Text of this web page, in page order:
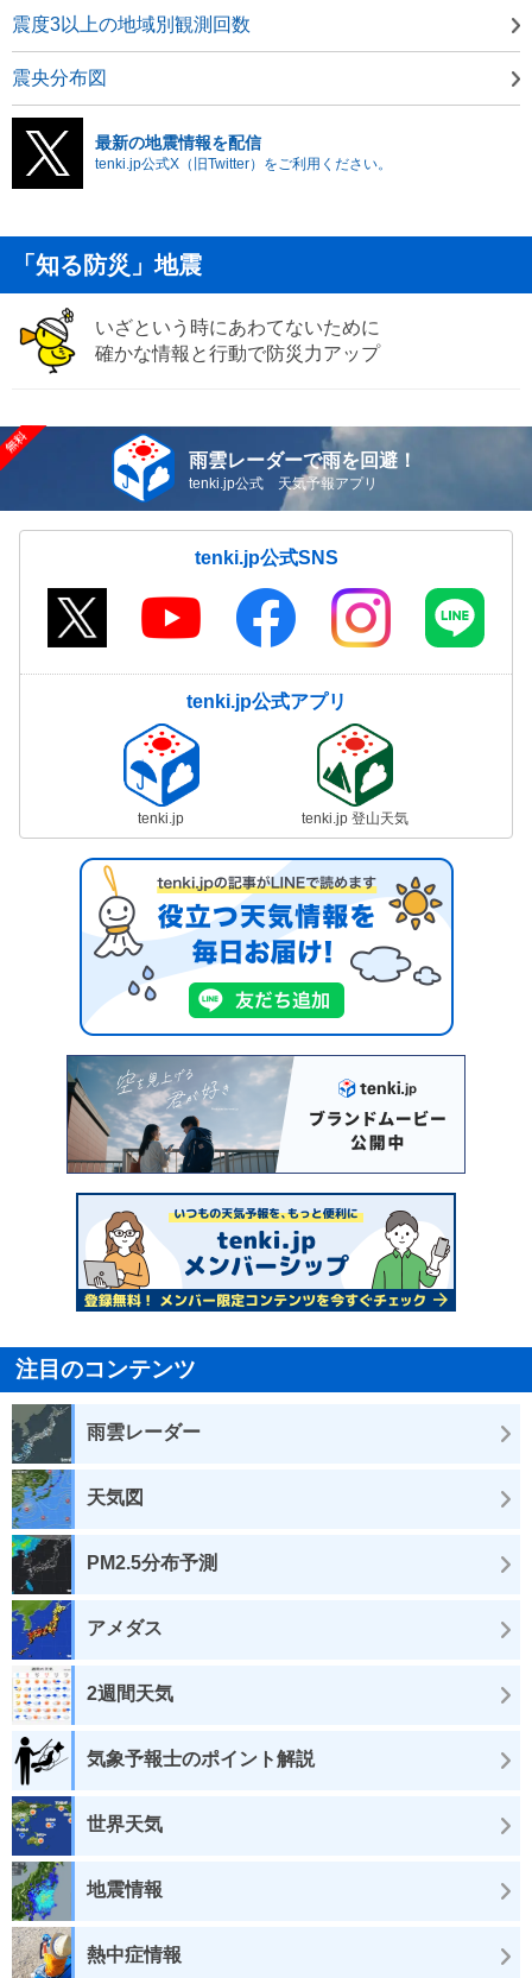
震度3以上の地域別観測回数
震央分布図
最新の地震情報を配信
tenki.jp公式X（旧Twitter）をご利用ください。
「知る防災」地震
いざという時にあわてないために
確かな情報と行動で防災力アップ
雨雲レーダーで雨を回避！
tenki.jp公式 天気予報アプリ
tenki.jp公式SNS
tenki.jp公式アプリ
tenki.jp tenki.jp 登山天気
注目のコンテンツ
雨雲レーダー
天気図
PM2.5分布予測
アメダス
2週間天気
気象予報士のポイント解説
世界天気
地震情報
熱中症情報